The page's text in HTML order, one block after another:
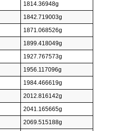
1814.36948g
1842.719003g
1871.068526g
1899.418049g
1927.767573g
1956.117096g
1984.466619g
2012.816142g
2041.165665g
2069.515188g